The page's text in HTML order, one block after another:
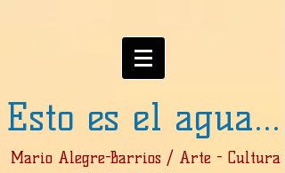
Esto es el agua...
Mario Alegre-Barrios / Arte - Cultura